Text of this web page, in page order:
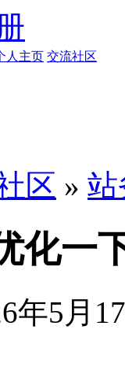
人主页 交流社区
区 » 站
化一
年5月